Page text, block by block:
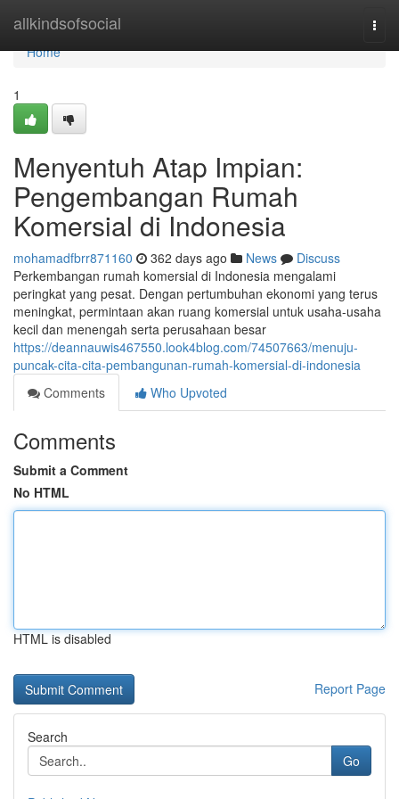
allkindsofsocial
Home
Home
1
Menyentuh Atap Impian:
Pengembangan Rumah
Komersial di Indonesia
mohamadfbrr871160 362 days ago News
Discuss
Perkembangan rumah komersial di Indonesia mengalami
peringkat yang pesat. Dengan pertumbuhan ekonomi yang terus
meningkat, permintaan akan ruang komersial untuk usaha-usaha
kecil dan menengah serta perusahaan besar
https://deannauwis467550.look4blog.com/74507663/menuju-
puncak-cita-cita-pembangunan-rumah-komersial-di-indonesia
Comments
Who Upvoted
Comments
Submit a Comment
No HTML
HTML is disabled
Report Page
Search
Go